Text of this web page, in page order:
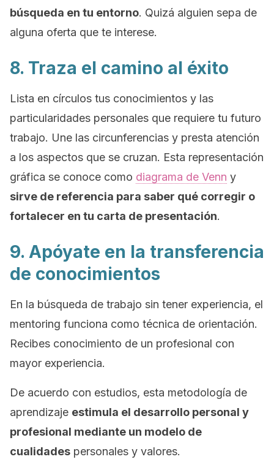
búsqueda en tu entorno. Quizá alguien sepa de
alguna oferta que te interese.
8. Traza el camino al éxito
Lista en círculos tus conocimientos y las
particularidades personales que requiere tu futuro
trabajo. Une las circunferencias y presta atención
a los aspectos que se cruzan. Esta representación
gráfica se conoce como diagrama de Venn y
sirve de referencia para saber qué corregir o
fortalecer en tu carta de presentación.
9. Apóyate en la transferencia
de conocimientos
En la búsqueda de trabajo sin tener experiencia, el
mentoring funciona como técnica de orientación.
Recibes conocimiento de un profesional con
mayor experiencia.
De acuerdo con estudios, esta metodología de
aprendizaje estimula el desarrollo personal y
profesional mediante un modelo de
cualidades personales y valores.